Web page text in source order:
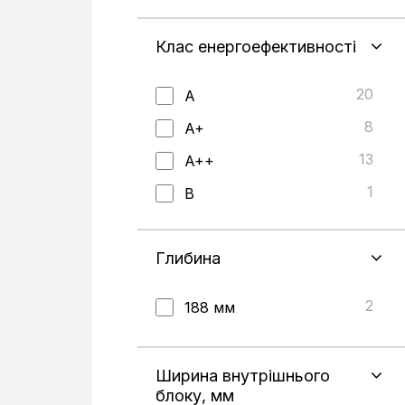
17,2 кВт
1
Клас енергоефективності
A
20
A+
8
A++
13
B
1
C
2
Глибина
188 мм 2
Ширина внутрішнього
блоку, мм